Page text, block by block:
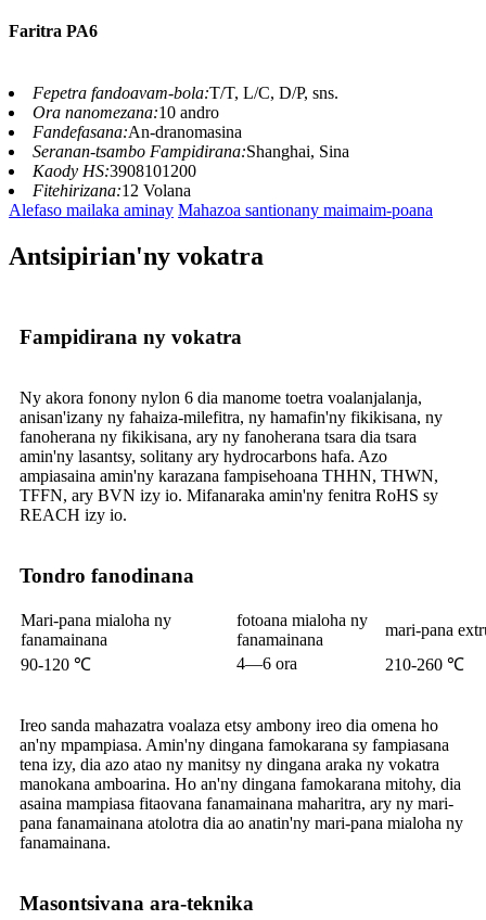
Faritra PA6
Fepetra fandoavam-bola:T/T, L/C, D/P, sns.
Ora nanomezana:10 andro
Fandefasana:An-dranomasina
Seranan-tsambo Fampidirana:Shanghai, Sina
Kaody HS:3908101200
Fitehirizana:12 Volana
Alefaso mailaka aminay Mahazoa santionany maimaim-poana
Antsipirian'ny vokatra
Fampidirana ny vokatra
Ny akora fonony nylon 6 dia manome toetra voalanjalanja,
anisan'izany ny fahaiza-milefitra, ny hamafin'ny fikikisana, ny
fanoherana ny fikikisana, ary ny fanoherana tsara dia tsara
amin'ny lasantsy, solitany ary hydrocarbons hafa. Azo
ampiasaina amin'ny karazana fampisehoana THHN, THWN,
TFFN, ary BVN izy io. Mifanaraka amin'ny fenitra RoHS sy
REACH izy io.
Tondro fanodinana
Mari-pana mialoha ny
fanamainana
fotoana mialoha ny
fanamainana
mari-pana
90-120 ℃
4—6 ora 210-260 ℃
Ireo sanda mahazatra voalaza etsy ambony ireo dia omena ho
an'ny mpampiasa. Amin'ny dingana famokarana sy fampiasana
tena izy, dia azo atao ny manitsy ny dingana araka ny vokatra
manokana amboarina. Ho an'ny dingana famokarana mitohy, dia
asaina mampiasa fitaovana fanamainana maharitra, ary ny mari-
pana fanamainana atolotra dia ao anatin'ny mari-pana mialoha ny
fanamainana.
Masontsivana ara-teknika